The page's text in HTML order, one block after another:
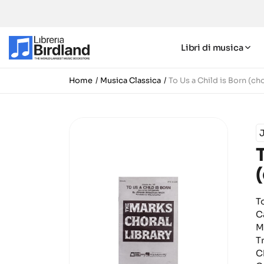
Libri di musica
Home Musica Classica To Us a Child is Born